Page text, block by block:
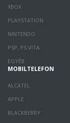
XBOX
PLAYSTATION
NINTENDO
PSP, PS VITA
EGYÉB
MOBILTELEFON
ALCATEL
APPLE
BLACKBERRY